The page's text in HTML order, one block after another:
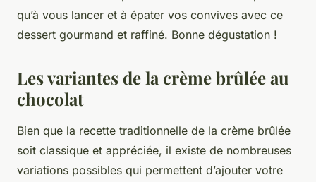
qu’à vous lancer et à épater vos convives avec ce
dessert gourmand et raffiné. Bonne dégustation !
Les variantes de la crème brûlée au
chocolat
Bien que la recette traditionnelle de la crème brûlée
soit classique et appréciée, il existe de nombreuses
variations possibles qui permettent d’ajouter votre